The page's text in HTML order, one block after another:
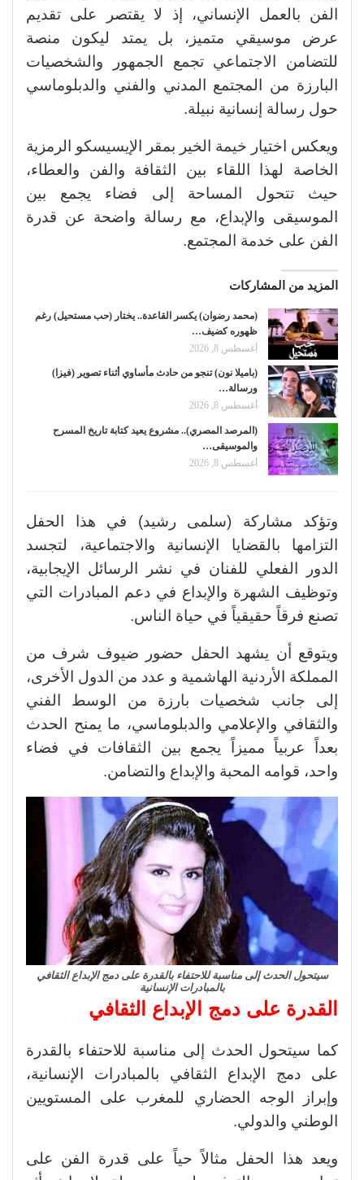
الفن بالعمل الإنساني، إذ لا يقتصر على تقديم
عرض موسيقي متميز، بل يمتد ليكون منصة
للتضامن الاجتماعي تجمع الجمهور والشخصيات
البارزة من المجتمع المدني والفني والدبلوماسي
حول رسالة إنسانية نبيلة.
ويعكس اختيار خيمة الخير بمقر الإيسيسكو الرمزية
الخاصة لهذا اللقاء بين الثقافة والفن والعطاء،
حيث تتحول المساحة إلى فضاء يجمع بين
الموسيقى والإبداع، مع رسالة واضحة عن قدرة
الفن على خدمة المجتمع.
المزيد من المشاركات
(محمد رضوان) يكسر القاعدة.. يختار (حب مستحيل) رغم
ظهوره كضيف…
أغسطس 8, 2026
(باميلا نون) تنجو من حادث مأساوي أثناء تصوير (فيزا)
ورسالة…
أغسطس 8, 2026
(المرصد المصري).. مشروع يعيد كتابة تاريخ المسرح
والموسيقى…
أغسطس 8, 2026
وتؤكد مشاركة (سلمى رشيد) في هذا الحفل
التزامها بالقضايا الإنسانية والاجتماعية، لتجسد
الدور الفعلي للفنان في نشر الرسائل الإيجابية،
وتوظيف الشهرة والإبداع في دعم المبادرات التي
تصنع فرقاً حقيقياً في حياة الناس.
ويتوقع أن يشهد الحفل حضور ضيوف شرف من
المملكة الأردنية الهاشمية و عدد من الدول الأخرى،
إلى جانب شخصيات بارزة من الوسط الفني
والثقافي والإعلامي والدبلوماسي، ما يمنح الحدث
بعداً عربياً مميزاً يجمع بين الثقافات في فضاء
واحد، قوامه المحبة والإبداع والتضامن.
سيتحول الحدث إلى مناسبة للاحتفاء بالقدرة على دمج الإبداع الثقافي
بالمبادرات الإنسانية
القدرة على دمج الإبداع الثقافي
كما سيتحول الحدث إلى مناسبة للاحتفاء بالقدرة
على دمج الإبداع الثقافي بالمبادرات الإنسانية،
وإبراز الوجه الحضاري للمغرب على المستويين
الوطني والدولي.
ويعد هذا الحفل مثالاً حياً على قدرة الفن على